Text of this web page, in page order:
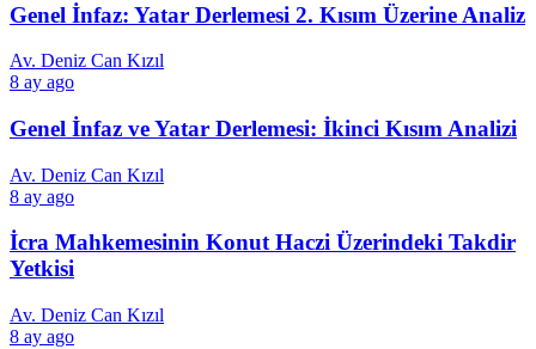
Genel İnfaz: Yatar Derlemesi 2. Kısım Üzerine Analiz
Av. Deniz Can Kızıl
8 ay ago
Genel İnfaz ve Yatar Derlemesi: İkinci Kısım Analizi
Av. Deniz Can Kızıl
8 ay ago
İcra Mahkemesinin Konut Haczi Üzerindeki Takdir
Yetkisi
Av. Deniz Can Kızıl
8 ay ago